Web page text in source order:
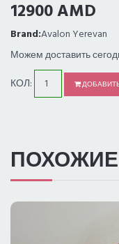
12900 AMD
Brand:Avalon Yerevan
Можем доставить
КОЛ: